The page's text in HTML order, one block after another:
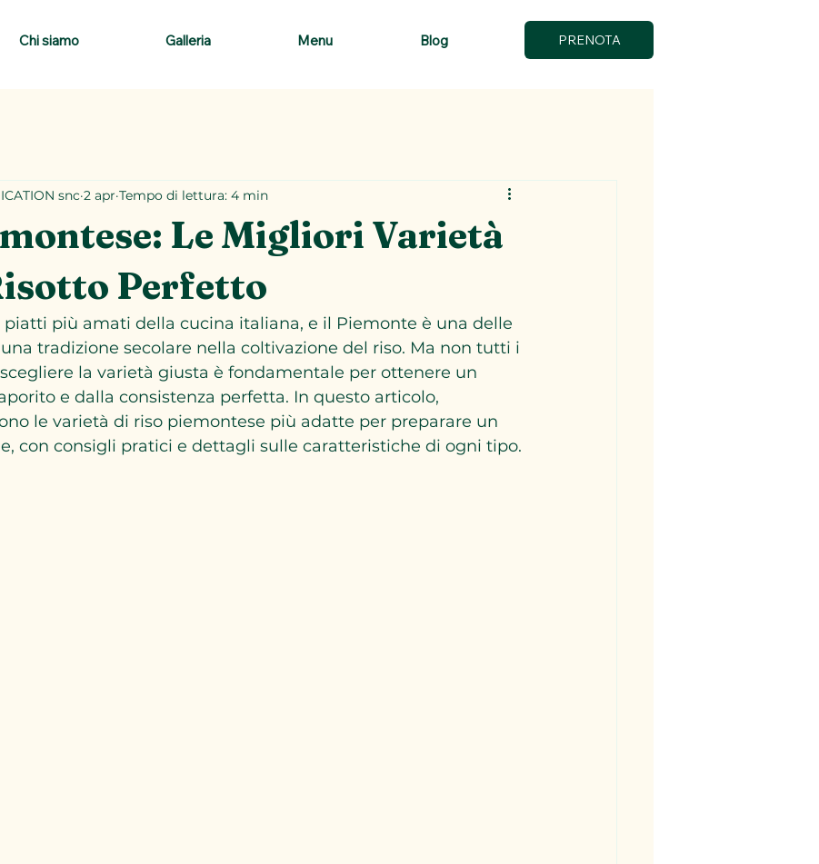
Chi siamo Galleria Menu Blog PRENOTA
Le Migliori Varietà
Perfetto
snc 2 apr Tempo di lettura: 4 min
piatti più amati della cucina italiana, e il Piemonte è una delle
tradizione secolare nella coltivazione del riso. Ma non tutti i
la varietà giusta è fondamentale per ottenere un
e dalla consistenza perfetta. In questo articolo,
le varietà di riso piemontese più adatte per preparare un
con consigli pratici e dettagli sulle caratteristiche di ogni tipo.